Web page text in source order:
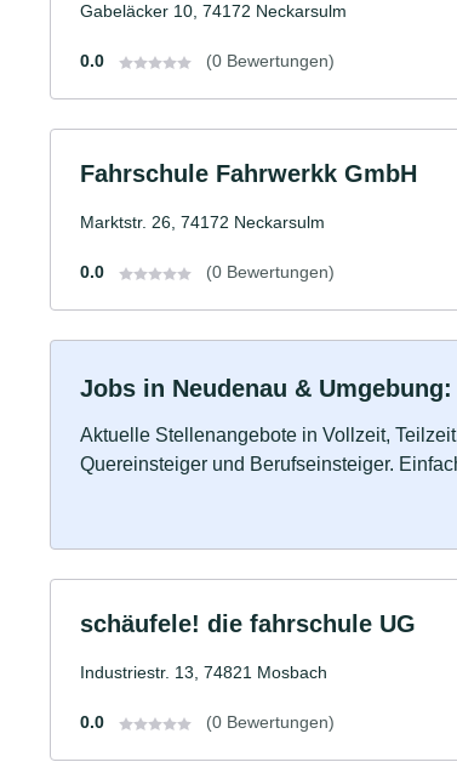
Gabeläcker 10, 74172 Neckarsulm
0.0 (0 Bewertungen)
Fahrschule Fahrwerkk GmbH
Marktstr. 26, 74172 Neckarsulm
0.0 (0 Bewertungen)
Jobs in Neudenau &
Aktuelle Stellenangebote in Vollzeit,
Quereinsteiger und Berufseinsteiger.
schäufele! die fahrschule UG
Industriestr. 13, 74821 Mosbach
0.0 (0 Bewertungen)